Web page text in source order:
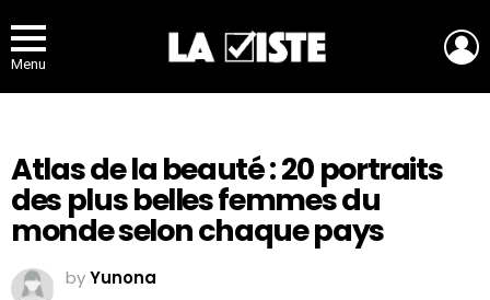
Menu
Atlas de la beauté : 20 portraits
des plus belles femmes du
monde selon chaque pays
byYunona